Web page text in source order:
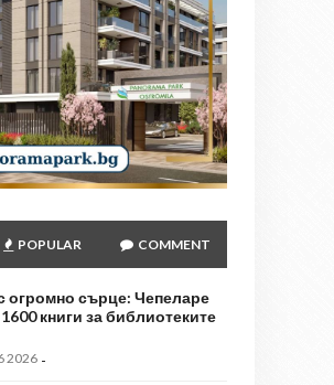
POPULAR COMMENT
огромно сърце: Чепеларе
книги за библиотеките
2026 -